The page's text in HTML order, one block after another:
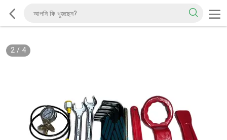
2/ 4